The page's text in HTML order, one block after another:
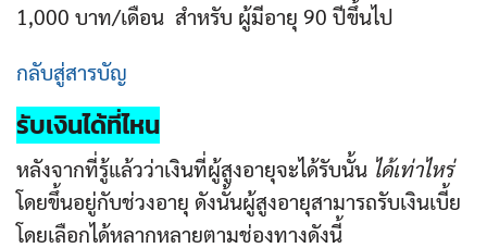
1,000 บาท/เดือน สำหรับ ผู้มีอายุ 90 ปีขึ้นไป
กลับสู่สารบัญ
รับเงินได้ที่ไหน
หลังจากที่รู้แล้วว่าเงินที่ผู้สูงอายุจะได้รับนั้น ได้เท่าไหร่
โดยขึ้นอยู่กับช่วงอายุ ดังนั้นผู้สูงอายุสามารถรับเงินเบี้ย
โดยเลือกได้หลากหลายตามช่องทางดังนี้